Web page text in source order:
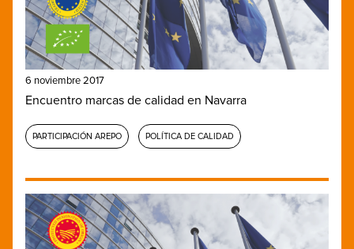
6 noviembre 2017
Encuentro marcas de calidad en Navarra
PARTICIPACIÓN AREPO POLÍTICA DE CALIDAD